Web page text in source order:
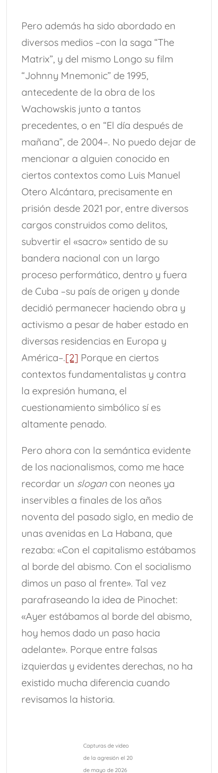
Pero además ha sido abordado en
diversos medios –con la saga “The
Matrix”, y del mismo Longo su film
“Johnny Mnemonic” de 1995,
antecedente de la obra de los
Wachowskis junto a tantos
precedentes, o en “El día después de
mañana”, de 2004–. No puedo dejar de
mencionar a alguien conocido en
ciertos contextos como Luis Manuel
Otero Alcántara, precisamente en
prisión desde 2021 por, entre diversos
cargos construidos como delitos,
subvertir el «sacro» sentido de su
bandera nacional con un largo
proceso performático, dentro y fuera
de Cuba –su país de origen y donde
decidió permanecer haciendo obra y
activismo a pesar de haber estado en
diversas residencias en Europa y
América–.[2] Porque en ciertos
contextos fundamentalistas y contra
la expresión humana, el
cuestionamiento simbólico sí es
altamente penado.
Pero ahora con la semántica evidente
de los nacionalismos, como me hace
recordar un slogan con neones ya
inservibles a finales de los años
noventa del pasado siglo, en medio de
unas avenidas en La Habana, que
rezaba: «Con el capitalismo estábamos
al borde del abismo. Con el socialismo
dimos un paso al frente». Tal vez
parafraseando la idea de Pinochet:
«Ayer estábamos al borde del abismo,
hoy hemos dado un paso hacia
adelante». Porque entre falsas
izquierdas y evidentes derechas, no ha
existido mucha diferencia cuando
revisamos la historia.
Capturas de video
de la agresión el 20
de mayo de 2026